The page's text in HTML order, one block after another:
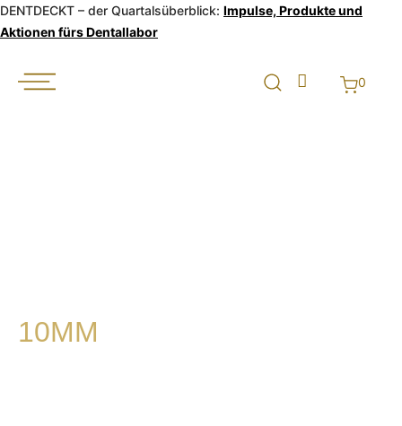
DENTDECKT – der Quartalsüberblick: Impulse, Produkte und
Aktionen fürs Dentallabor
0
10MM